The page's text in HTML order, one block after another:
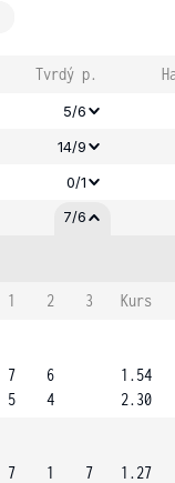
Tvrdý p.
5/6
14/9
0/1
7/6
1 2 3
Kurs
7
5
6
4
1.54
2.30
7
1
7
1.27